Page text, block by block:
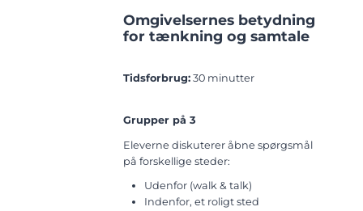
Omgivelsernes betydning
for tænkning og samtale
Tidsforbrug: 30 minutter
Grupper på 3
Eleverne diskuterer åbne spørgsmål
på forskellige steder:
Udenfor (walk & talk)
Indenfor, et roligt sted